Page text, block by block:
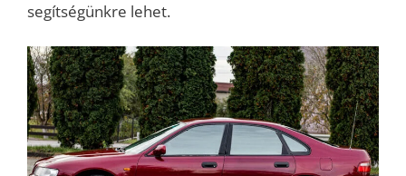
segítségünkre lehet.